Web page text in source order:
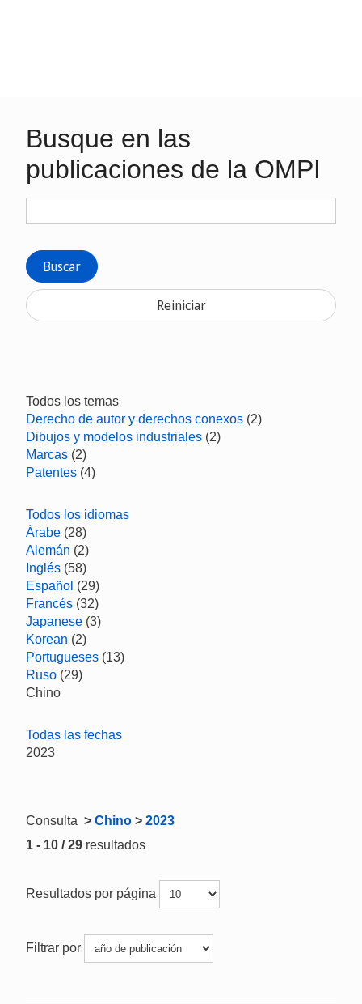
Busque en las
publicaciones de la OMPI
Buscar
Reiniciar
Todos los temas
Derecho de autor y derechos conexos (2)
Dibujos y modelos industriales (2)
Marcas (2)
Patentes (4)
Todos los idiomas
Árabe (28)
Alemán (2)
Inglés (58)
Español (29)
Francés (32)
Japanese (3)
Korean (2)
Portugueses (13)
Ruso (29)
Chino
Todas las fechas
2023
Consulta > Chino > 2023
1 - 10 / 29 resultados
Resultados por página
Filtrar por